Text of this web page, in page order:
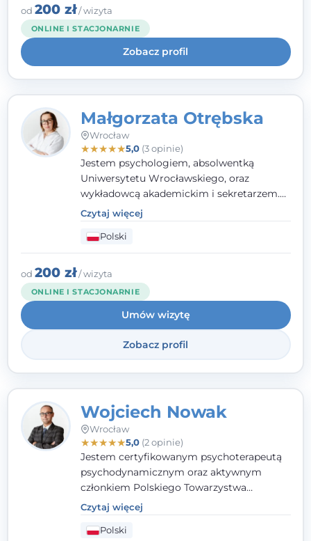
klinicznej na SWPS we Wrocławiu. W pracy
kieruję się empatią, etyką zawodową i
uważnością na potrzeby klienta.
od 200 zł/ wizyta
ONLINE I STACJONARNIE
Zobacz profil
Małgorzata Otrębska
Wrocław
★★★★★5,0(3 opinie)
Jestem psychologiem, absolwentką
Uniwersytetu Wrocławskiego, oraz
wykładowcą akademickim i sekretarzem.
Dodatkowo mam kwalifikacje mediatora,
specjalizując się w sprawach rodzinnych,
cywilnych oraz karnych.
Czytaj więcej
Polski
od 200 zł/ wizyta
ONLINE I STACJONARNIE
Umów wizytę
Zobacz profil
Wojciech Nowak
Wrocław
★★★★★5,0(2 opinie)
Jestem certyfikowanym psychoterapeutą
psychodynamicznym oraz aktywnym
członkiem Polskiego Towarzystwa
Psychoterapii Psychodynamicznej. W
mojej pracy zawodowej kładę duży nacisk
na uważne słuchanie Pacjenta. Interesuje
Czytaj więcej
Polski